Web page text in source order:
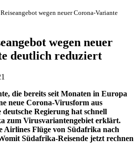
wegen neuer Corona-Variante
wegen neuer
deutlich reduziert
die bereits seit Monaten in Europa
neue Corona-Virusform aus
Regierung hat schnell
zum Virusvariantengebiet erklärt.
Airlines Flüge von Südafrika nach
Südafrika-Reisende jetzt rechnen